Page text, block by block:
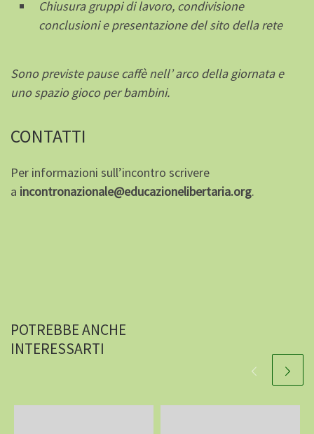
Chiusura gruppi di lavoro, condivisione
conclusioni e presentazione del sito della rete
Sono previste pause caffè nell’ arco della giornata e
unospazio gioco per bambini.
CONTATTI
Per informazioni sull’incontro scrivere
a incontronazionale@educazionelibertaria.org.
POTREBBE ANCHE
INTERESSARTI